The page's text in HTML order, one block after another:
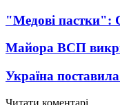
"Медові пастки":
Майора ВСП
Україна
Читати коментарі